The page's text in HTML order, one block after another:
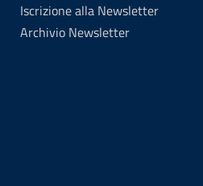
Iscrizione alla Newsletter
Archivio Newsletter